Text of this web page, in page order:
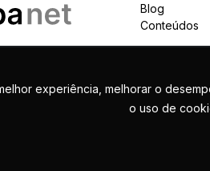
experiência, melhorar o
o uso de
Blog
Conteúdos
COPYRIGHT